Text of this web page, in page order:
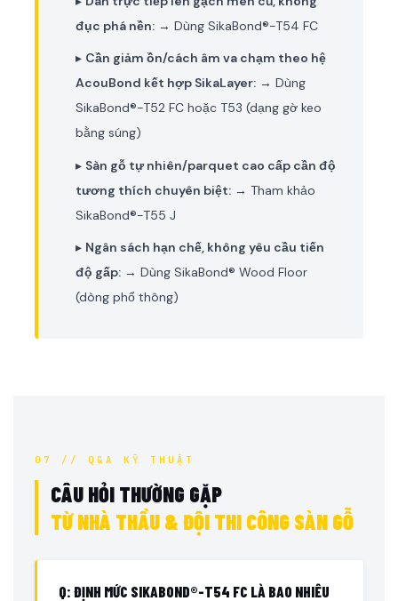
đục phá nền: → Dùng SikaBond®-T54 FC
▸ Cần giảm ồn/cách âm va chạm theo hệ
AcouBond kết hợp SikaLayer: → Dùng
SikaBond®-T52 FC hoặc T53 (dạng gờ keo
bằng súng)
▸ Sàn gỗ tự nhiên/parquet cao cấp cần độ
tương thích chuyên biệt: → Tham khảo
SikaBond®-T55 J
▸ Ngân sách hạn chế, không yêu cầu tiến
độ gấp: → Dùng SikaBond® Wood Floor
(dòng phổ thông)
07 // Q&A KỸ THUẬT
CÂU HỎI THƯỜNG GẶP
TỪ NHÀ THẦU & ĐỘI THI CÔNG SÀN GỖ
Q: ĐỊNH MỨC SIKABOND®-T54 FC LÀ BAO NHIÊU